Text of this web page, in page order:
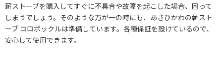
薪ストーブを購入してすぐに不具合や故障を起こした場合、困って
しまうでしょう。そのような万が一の時にも、あさひかわの薪スト
ーブ コロポックルは準備しています。各種保証を設けているので、
安心して使用できます。